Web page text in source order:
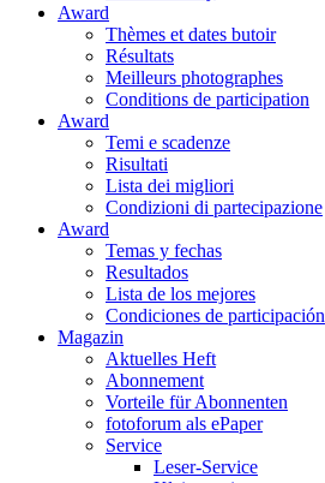
Award
Thèmes et dates butoir
Résultats
Meilleurs photographes
Conditions de participation
Award
Temi e scadenze
Risultati
Lista dei migliori
Condizioni di partecipazione
Award
Temas y fechas
Resultados
Lista de los mejores
Condiciones de participación
Magazin
Aktuelles Heft
Abonnement
Vorteile für Abonnenten
fotoforum als ePaper
Service
Leser-Service